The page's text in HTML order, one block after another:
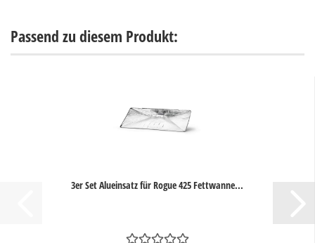
Passend zu diesem Produkt:
3er Set Alueinsatz für Rogue 425 Fettwanne...